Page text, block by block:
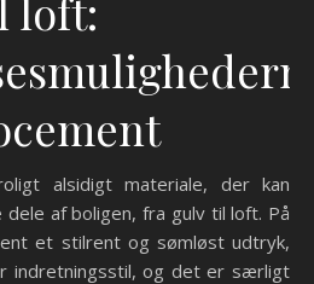
loft:
alsidigt materiale, der kan
af boligen, fra gulv til loft. På
et stilrent og sømløst udtryk,
indretningsstil, og det er særligt